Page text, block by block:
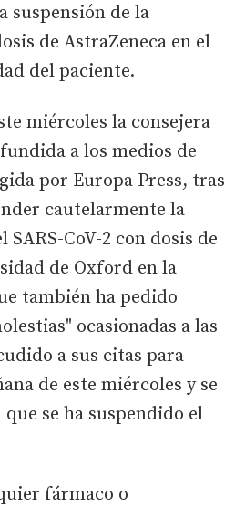
suspensión de la
de AstraZeneca en el
del paciente.
miércoles la consejera
a los medios de
por Europa Press, tras
cautelarmente la
CoV-2 con dosis de
de Oxford en la
también ha pedido
ocasionadas a las
a sus citas para
de este miércoles y se
se ha suspendido el
fármaco o